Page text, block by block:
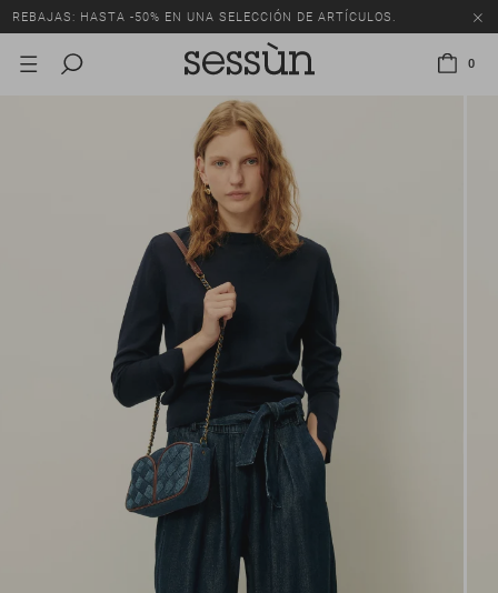
REBAJAS: HASTA -50% EN UNA SELECCIÓN DE ARTÍCULOS.
0